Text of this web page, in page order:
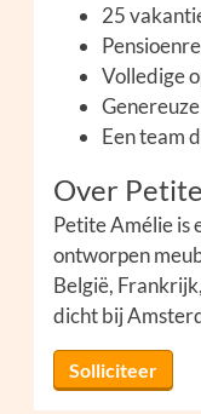
25
Volledige
Een team
Over
Petite Amélie is
ontworpen
België,
dicht bij
Solliciteer